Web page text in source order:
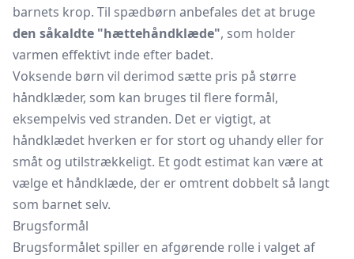
barnets krop. Til spædbørn anbefales det at bruge
den såkaldte "hættehåndklæde", som holder
varmen effektivt inde efter badet.
Voksende børn vil derimod sætte pris på større
håndklæder, som kan bruges til flere formål,
eksempelvis ved stranden. Det er vigtigt, at
håndklædet hverken er for stort og uhandy eller for
småt og utilstrækkeligt. Et godt estimat kan være at
vælge et håndklæde, der er omtrent dobbelt så langt
som barnet selv.
Brugsformål
Brugsformålet spiller en afgørende rolle i valget af